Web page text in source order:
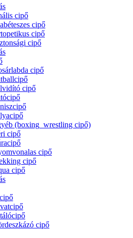
cipő
cipő
cipő
cipő
cipő
cipő
(boxing_wrestling cipő)
cipő
cipő
cipő
cipő
cipő